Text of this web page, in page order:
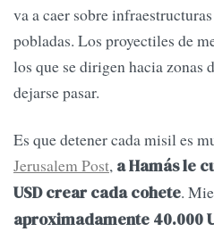
va a caer sobre
pobladas. Los proyectiles de
los que se dirigen hacia zonas
dejarse pasar.
Es que detener cada misil es
Jerusalem Post, a Hamás le
USD crear cada cohete.
aproximadamente 40.000